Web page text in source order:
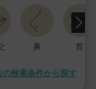
鼻 首
の検索条件から探す